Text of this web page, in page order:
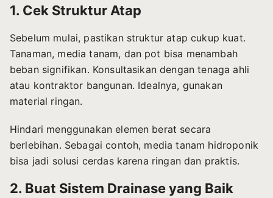
1. Cek Struktur Atap
Sebelum mulai, pastikan struktur atap cukup kuat.
Tanaman, media tanam, dan pot bisa menambah
beban signifikan. Konsultasikan dengan tenaga ahli
atau kontraktor bangunan. Idealnya, gunakan
material ringan.
Hindari menggunakan elemen berat secara
berlebihan. Sebagai contoh, media tanam hidroponik
bisa jadi solusi cerdas karena ringan dan praktis.
2. Buat Sistem Drainase yang Baik